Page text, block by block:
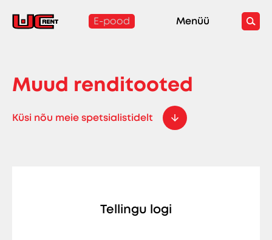
E-pood Menüü
Muud renditooted
Küsi nõu meie spetsialistidelt
Tellingu logi